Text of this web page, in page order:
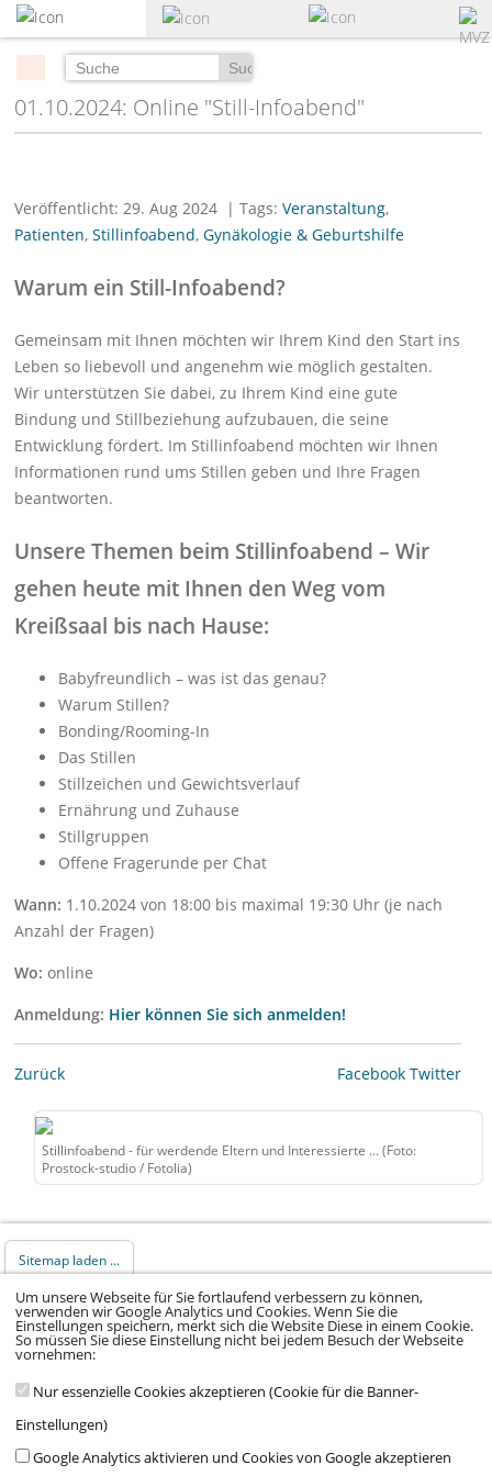
zum
Hauptinhalt
Suchen
01.10.2024: Online "Still-Infoabend"
Veröffentlicht: 29. Aug 2024 | Tags:Veranstaltung,
Patienten,Stillinfoabend,Gynäkologie & Geburtshilfe
Warum ein Still-Infoabend?
Gemeinsam mit Ihnen möchten wir Ihrem Kind den Start ins
Leben so liebevoll und angenehm wie möglich gestalten.
Wir unterstützen Sie dabei, zu Ihrem Kind eine gute
Bindung und Stillbeziehung aufzubauen, die seine
Entwicklung fördert. Im Stillinfoabend möchten wir Ihnen
Informationen rund ums Stillen geben und Ihre Fragen
beantworten.
Unsere Themen beim Stillinfoabend – Wir
gehen heute mit Ihnen den Weg vom
Kreißsaal bis nach Hause:
Babyfreundlich – was ist das genau?
Warum Stillen?
Bonding/Rooming-In
Das Stillen
Stillzeichen und Gewichtsverlauf
Ernährung und Zuhause
Stillgruppen
Offene Fragerunde per Chat
Wann: 1.10.2024 von 18:00 bis maximal 19:30 Uhr (je nach
Anzahl der Fragen)
Wo: online
Anmeldung: Hier können Sie sich anmelden!
Zurück Facebook Twitter
Stillinfoabend - für werdende Eltern und Interessierte ... (Foto:
Prostock-studio / Fotolia)
Sitemap laden ...
© 2026 Klinikum Würzburg Mitte gGmbH •
Impressum• Datenschutz•Datenschutz Social
Um unsere Webseite für Sie fortlaufend verbessern zu können,
verwenden wir Google Analytics und Cookies. Wenn Sie die
Einstellungen speichern, merkt sich die Website Diese in einem Cookie.
So müssen Sie diese Einstellung nicht bei jedem Besuch der Webseite
vornehmen:
Nur essenzielle Cookies akzeptieren (Cookie für die Banner-
Einstellungen)
Google Analytics aktivieren und Cookies von Google akzeptieren